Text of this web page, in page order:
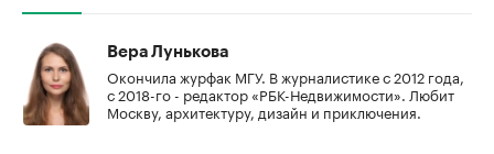
Вера Лунькова
Окончила журфак МГУ. В журналистике с 2012 года,
с 2018-го - редактор «РБК-Недвижимости». Любит
Москву, архитектуру, дизайн и приключения.